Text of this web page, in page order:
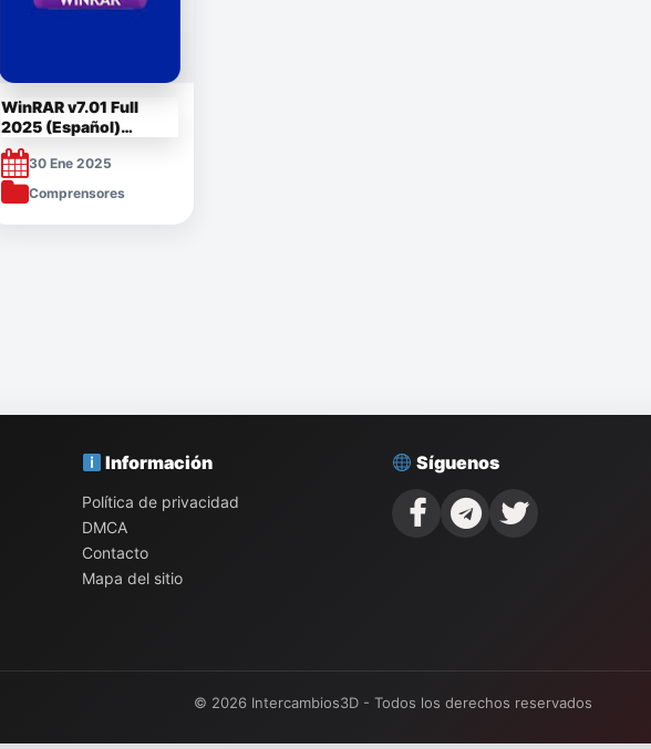
WinRAR v7.01 Full
2025 (Español)
Multilenguaje [Mega]
30 Ene 2025
Comprensores
Información
Política de privacidad
DMCA
Contacto
Mapa del sitio
Síguenos
© 2026 Intercambios3D - Todos los derechos reservados